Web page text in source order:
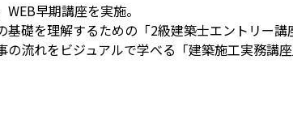
早期講座を実施。
礎を理解するための「2級建築士エントリー
流れをビジュアルで学べる「建築施工実務講